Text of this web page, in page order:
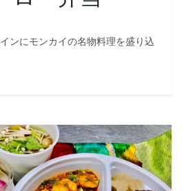
ンにモンカイの名物料理を盛り込